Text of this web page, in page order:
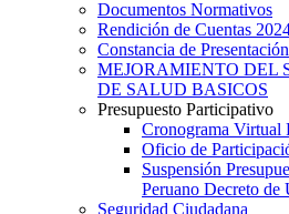
Documentos Normativos
Rendición de Cuentas
Constancia de Presentación
MEJORAMIENTO DEL
DE SALUD BASICOS
Presupuesto Participativo
Cronograma Virtual
Oficio de
Suspensión
Peruano Decreto de
Seguridad Ciudadana